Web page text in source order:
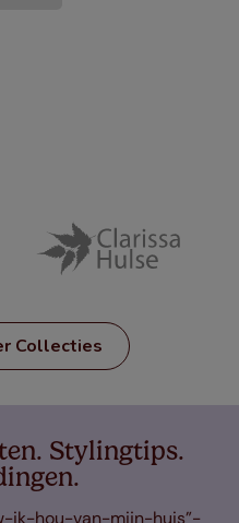
Collecties
Stylingtips.
ik-hou-van-mijn-huis”-